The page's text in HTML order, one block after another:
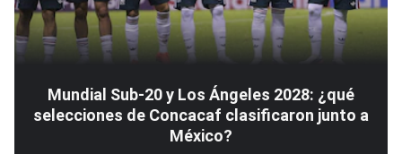
Mundial Sub-20 y Los Ángeles 2028: ¿qué
selecciones de Concacaf clasificaron junto a
México?